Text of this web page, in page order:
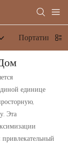
Портативный
единице
Эта